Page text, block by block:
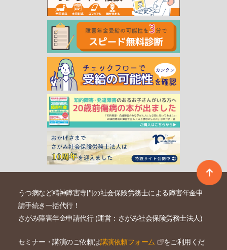
うつ病など精神障害専門の社会保険労務士による障害年金申
請手続き一括代行！
さがみ障害年金申請代行 (運営：さがみ社会保険労務士法人)
セミナー・講演のご依頼は講演依頼フォーム
をご利用くだ